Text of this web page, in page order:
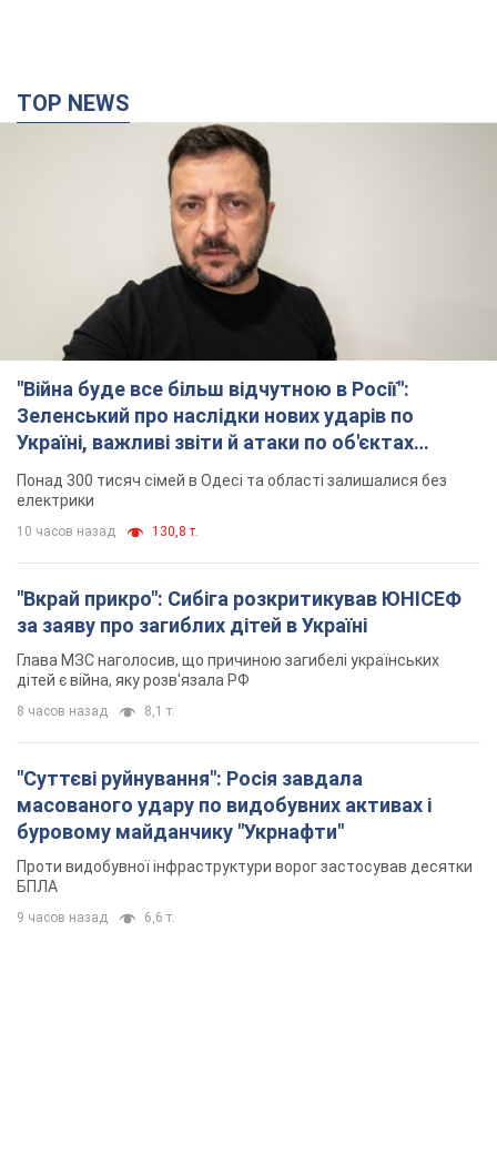
TOP NEWS
"Війна буде все більш відчутною в Росії":
Зеленський про наслідки нових ударів по
Україні, важливі звіти й атаки по об'єктах
ворога. Відео
Понад 300 тисяч сімей в Одесі та області залишалися без
електрики
10 часов назад 130,8 т.
"Вкрай прикро": Сибіга розкритикував ЮНІСЕФ
за заяву про загиблих дітей в Україні
Глава МЗС наголосив, що причиною загибелі українських
дітей є війна, яку розв'язала РФ
8 часов назад 8,1 т.
"Суттєві руйнування": Росія завдала
масованого удару по видобувних активах і
буровому майданчику "Укрнафти"
Проти видобувної інфраструктури ворог застосував десятки
БПЛА
9 часов назад 6,6 т.